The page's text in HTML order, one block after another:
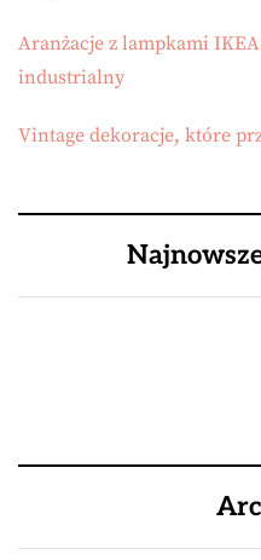
Aranżacje z lampkami
industrialny
Vintage dekoracje, które